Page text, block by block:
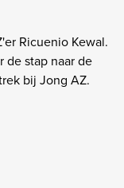
Ricuenio Kewal.
de stap naar de
bij Jong AZ.